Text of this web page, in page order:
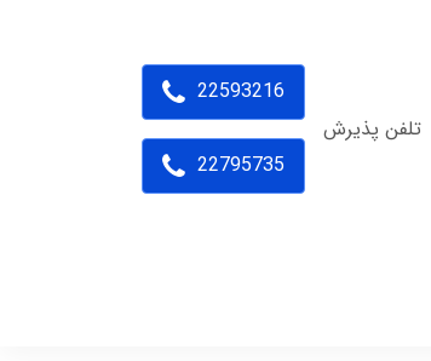
تلفن پذیرش
22593216
22795735